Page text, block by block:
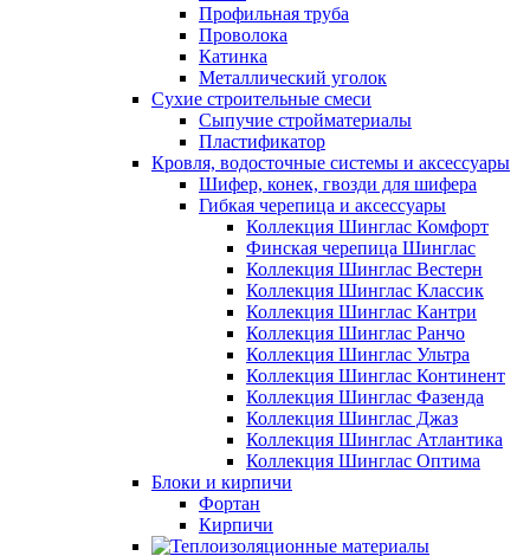
Профильная труба
Проволока
Катинка
Металлический уголок
Сухие строительные смеси
Сыпучие стройматериалы
Пластификатор
Кровля, водосточные системы и аксессуары
Шифер, конек, гвозди для шифера
Гибкая черепица и аксессуары
Коллекция Шинглас Комфорт
Финская черепица Шинглас
Коллекция Шинглас Вестерн
Коллекция Шинглас Классик
Коллекция Шинглас Кантри
Коллекция Шинглас Ранчо
Коллекция Шинглас Ультра
Коллекция Шинглас Континент
Коллекция Шинглас Фазенда
Коллекция Шинглас Джаз
Коллекция Шинглас Атлантика
Коллекция Шинглас Оптима
Блоки и кирпичи
Фортан
Кирпичи